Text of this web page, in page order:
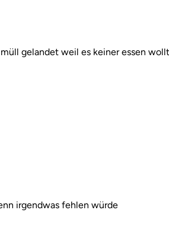
gelandet weil es keiner essen
irgendwas fehlen würde